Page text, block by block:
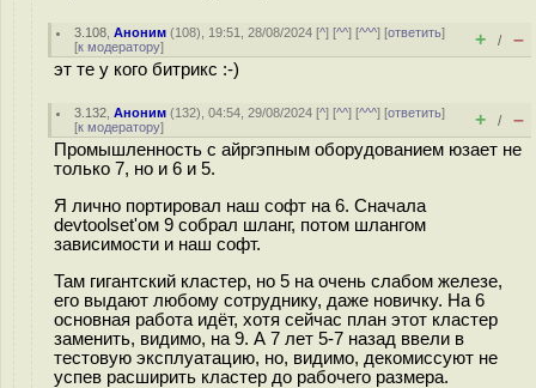
3.108 ,Аноним (108), 19:51, 28/08/2024 [^] [^^] [^^^] [ответить]
[к модератору] + / –
эт те у кого битрикс :-)
3.132 ,Аноним (132), 04:54, 29/08/2024 [^] [^^] [^^^] [ответить]
[к модератору] + / –
Промышленность с айргэпным оборудованием юзает не
только 7, но и 6 и 5.
Я лично портировал наш софт на 6. Сначала
devtoolset'ом 9 собрал шланг, потом шлангом
зависимости и наш софт.
Там гигантский кластер, но 5 на очень слабом железе,
его выдают любому сотруднику, даже новичку. На 6
основная работа идёт, хотя сейчас план этот кластер
заменить, видимо, на 9. А 7 лет 5-7 назад ввели в
тестовую эксплуатацию, но, видимо, декомиссуют не
успев расширить кластер до рабочего размера.